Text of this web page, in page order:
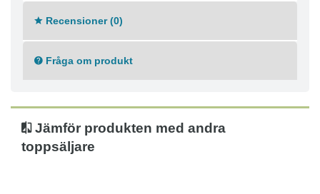
Recensioner (0)
Fråga om produkt
Jämför produkten med andra
toppsäljare